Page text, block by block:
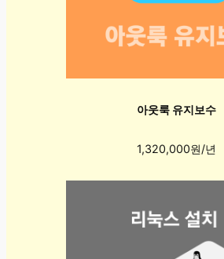
아웃룩 유지보수
1,320,000원/년